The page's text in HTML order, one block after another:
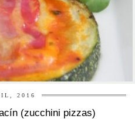
2016
(zucchini pizzas)